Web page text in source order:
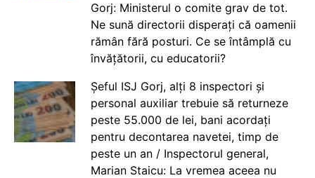
Gorj: Ministerul o comite grav de tot.
Ne sună directorii disperați că oamenii
rămân fără posturi. Ce se întâmplă cu
învățătorii, cu educatorii?
Șeful ISJ Gorj, alți 8 inspectori și
personal auxiliar trebuie să returneze
peste 55.000 de lei, bani acordați
pentru decontarea navetei, timp de
peste un an / Inspectorul general,
Marian Staicu: La vremea aceea nu